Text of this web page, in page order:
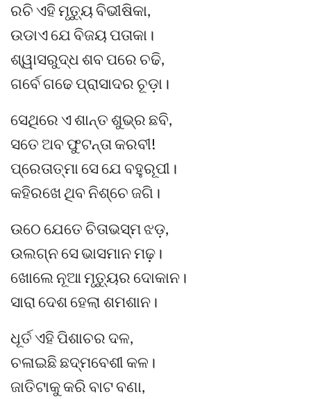
ରଚି ଏହି ମୃତ୍ୟୁ ବିଭୀଷିକା,
ଉଡାଏ ଯେ ବିଜୟ ପତାକା।
ଶ୍ୱାସରୁଦ୍ଧ ଶବ ପରେ ଚଢି,
ଗର୍ବେ ଗଢେ ପ୍ରାସାଦର ଚୂଡ଼ା।
ସେଥିରେ ଏ ଶାନ୍ତ ଶୁଭ୍ର ଛବି,
ସତେ ଅବ ଫୁଟନ୍ତା କରବୀ!
ପ୍ରେତାତ୍ମା ସେ ଯେ ବହୁରୂପୀ।
କହିରଖେ ଥିବ ନିଶ୍ଚେ ଜଗି।
ଉଠେ ଯେତେ ଚିତାଭସ୍ମ ଝଡ଼,
ଉଲଗ୍ନ ସେ ଭାସମାନ ମଢ଼।
ଖୋଲେ ନୂଆ ମୃତ୍ୟୁର ଦୋକାନ।
ସାରା ଦେଶ ହେଲା ଶମଶାନ।
ଧୂର୍ତ ଏହି ପିଶାଚର ଦଳ,
ଚଳାଇଛି ଛଦ୍ମବେଶୀ କଳ।
ଜାତିଟାକୁ କରି ବାଟ ବଣା,